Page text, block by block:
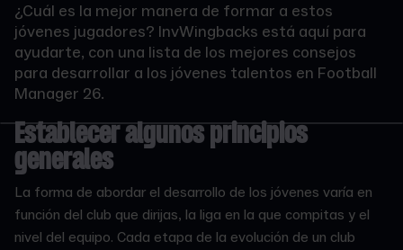
¿Cuál es la mejor manera de formar a estos
jóvenes jugadores? InvWingbacks está aquí para
ayudarte, con una lista de los mejores consejos
para desarrollar a los jóvenes talentos en Football
Manager 26.
Establecer algunos principios
generales
La forma de abordar el desarrollo de los jóvenes varía en
función del club que dirijas, la liga en la que compitas y el
nivel del equipo. Cada etapa de la evolución de un club